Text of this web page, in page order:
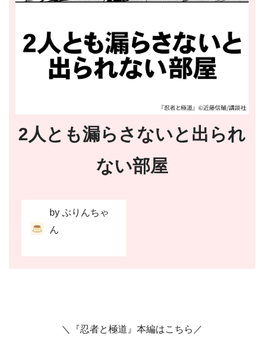
2人とも漏らさないと出られ
ない部屋
by ぷりんちゃ
ん
＼『忍者と極道』本編はこちら／